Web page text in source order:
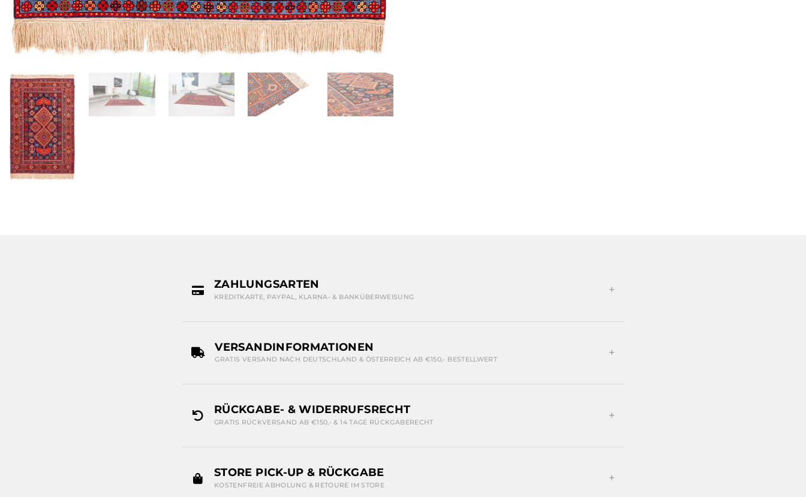
ZAHLUNGSARTEN
KREDITKARTE, PAYPAL, KLARNA- & BANKÜBERWEISUNG
VERSANDINFORMATIONEN
GRATIS VERSAND NACH DEUTSCHLAND & ÖSTERREICH AB €150,- BESTELLWERT
RÜCKGABE- & WIDERRUFSRECHT
GRATIS RÜCKVERSAND AB €150,- & 14 TAGE RÜCKGABERECHT
STORE PICK-UP & RÜCKGABE
KOSTENFREIE ABHOLUNG & RETOURE IM STORE